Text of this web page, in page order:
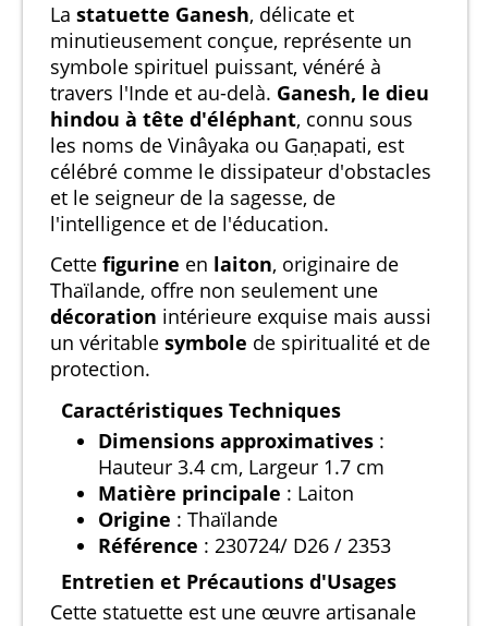
La statuette Ganesh, délicate et
minutieusement conçue, représente un
symbole spirituel puissant, vénéré à
travers l'Inde et au-delà. Ganesh, le dieu
hindou à tête d'éléphant, connu sous
les noms de Vinâyaka ou Gaṇapati, est
célébré comme le dissipateur d'obstacles
et le seigneur de la sagesse, de
l'intelligence et de l'éducation.
Cette figurine en laiton, originaire de
Thaïlande, offre non seulement une
décoration intérieure exquise mais aussi
un véritable symbole de spiritualité et de
protection.
Caractéristiques Techniques
Dimensions approximatives :
Hauteur 3.4 cm, Largeur 1.7 cm
Matière principale : Laiton
Origine : Thaïlande
Référence : 230724/ D26 / 2353
Entretien et Précautions d'Usages
Cette statuette est une œuvre artisanale